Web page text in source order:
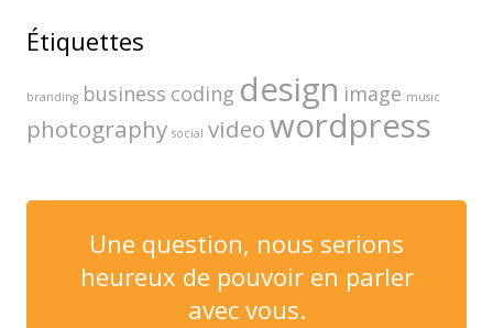
Étiquettes
branding business coding design image music
photography social videowordpress
Une question, nous serions
heureux de pouvoir en parler
avec vous.